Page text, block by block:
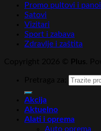
Promo pultovi i panoi
Satovi
Vizitari
Sport i zabava
Zdravlje i zaštita
Akcija
Aktuelno
Alati i oprema
Auto oprema